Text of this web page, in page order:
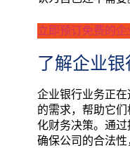
立即预订免费的企
了解企业
企业银行业务正
的需求，帮助它
化财务决策。通
确保公司的合法